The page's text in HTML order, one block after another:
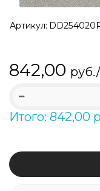
Артикул:
842,00
Итого: 842,00